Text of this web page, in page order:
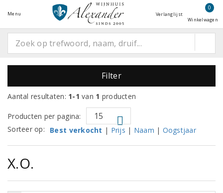
Menu Verlanglijst
0
Winkelwagen
Filter
Aantal resultaten: 1-1 van 1 producten
Producten per pagina:
Sorteer op:
Best verkocht | Prijs | Naam | Oogstjaar
X.O.